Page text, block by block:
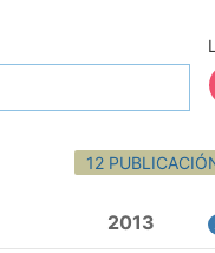
12
2013